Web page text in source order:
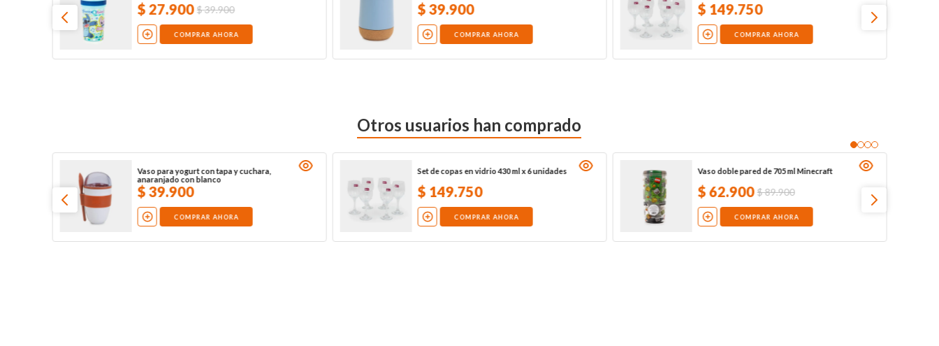
$27.900 $39.900
COMPRAR AHORA
$39.900
COMPRAR AHORA
$ 149.750
COMPRAR AHORA
Otros usuarios han comprado
Vaso para yogurt con tapa y cuchara,
anaranjado con blanco
$39.900
COMPRAR AHORA
Set de copas en vidrio 430 ml x 6 unidades
$ 149.750
COMPRAR AHORA
Vaso doble pared de 705 ml Minecraft
$62.900 $89.900
COMPRAR AHORA